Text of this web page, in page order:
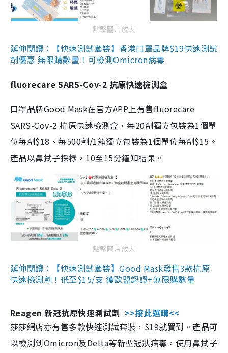
點擊圖片放大
延伸閱讀：【快速測試套裝】香港口罩品牌$19快速測試
劑優惠 無限購數量！可檢測Omicron病毒
fluorecare SARS-Cov-2 抗原快速檢測盒
口罩品牌Good Mask在官方APP上有售fluorecare
SARS-Cov-2 抗原快速檢測盒，每20劑獨立包裝為1個單
位每劑$18、每500劑/1箱獨立包裝為1個單位每劑$15。
產品以鼻拭子採樣，10至15分鐘知結果。
點擊圖片放大
延伸閱讀：【快速測試套裝】Good Mask發售3款抗原
快速檢測劑！低至$15/支 獲歐盟認證+無限購數量
Reagen 新冠抗原快速測試劑 >>按此選購<<
莎莎網店亦有售多款快速測試套裝，$19就買到。產品可
以檢測到Omicron及Delta等新型冠狀病毒，使用鼻拭子